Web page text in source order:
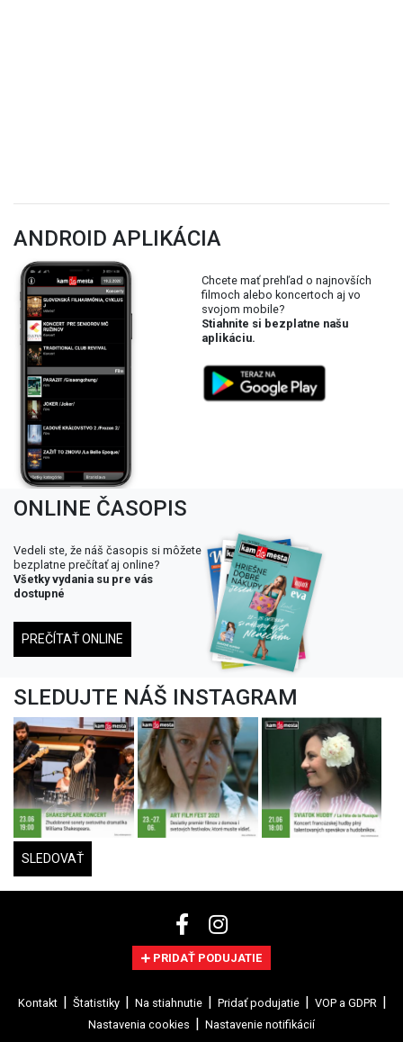
ANDROID APLIKÁCIA
Chcete mať prehľad o najnovších
filmoch alebo koncertoch aj vo
svojom mobile?
Stiahnite si bezplatne našu
aplikáciu.
ONLINE ČASOPIS
Vedeli ste, že náš časopis si môžete
bezplatne prečítať aj online?
Všetky vydania su pre vás
dostupné
PREČÍTAŤ ONLINE
SLEDUJTE NÁŠ INSTAGRAM
SLEDOVAŤ
PRIDAŤ PODUJATIE
Kontakt Štatistiky Na stiahnutie Pridať podujatie
VOP a GDPR
Nastavenia cookies
Nastavenie notifikácií